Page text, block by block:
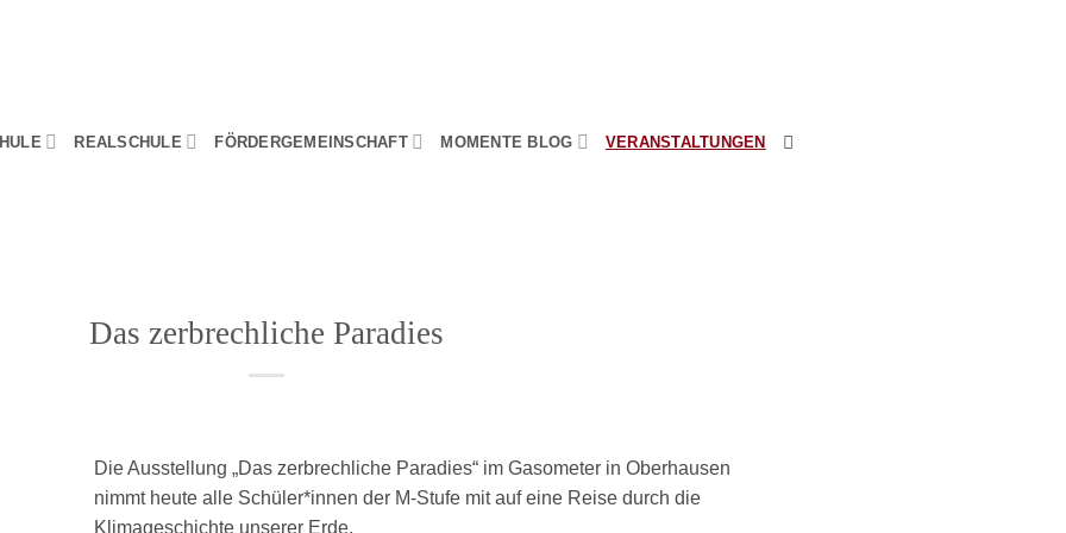
REALSCHULE FÖRDERGEMEINSCHAFT MOMENTE BLOG VERANSTALTUNGEN
Das zerbrechliche Paradies
Die Ausstellung „Das zerbrechliche Paradies“ im Gasometer in Oberhausen
nimmt heute alle Schüler*innen der M-Stufe mit auf eine Reise durch die
Klimageschichte unserer Erde.